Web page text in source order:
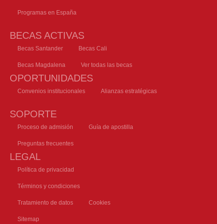
Programas en España
BECAS ACTIVAS
Becas Santander Becas Cali
Becas Magdalena Ver todas las becas
OPORTUNIDADES
Convenios institucionales Alianzas estratégicas
SOPORTE
Proceso de admisión Guía de apostilla
Preguntas frecuentes
LEGAL
Política de privacidad
Términos y condiciones
Tratamiento de datos Cookies
Sitemap